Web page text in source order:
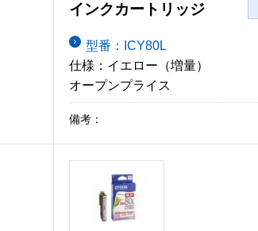
インクカートリッジ
型番：ICY80L
仕様：イエロー（増量）
オープンプライス
備考：